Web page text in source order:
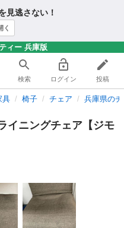
見逃さない！
く
ィー 兵庫版
検索 ログイン 投稿
具 椅子 チェア 兵庫県の
ニングチェア【ジモ